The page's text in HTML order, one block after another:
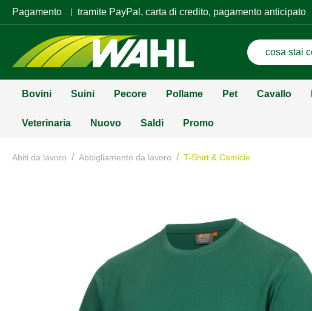
Pagamento tramite PayPal, carta di credito, pagamento anticipato
Bovini Suini Pecore Pollame Pet Cavallo
Veterinaria Nuovo Saldi Promo
Abiti da lavoro / Abbigliamento da lavoro / T-Shirt & Camicie